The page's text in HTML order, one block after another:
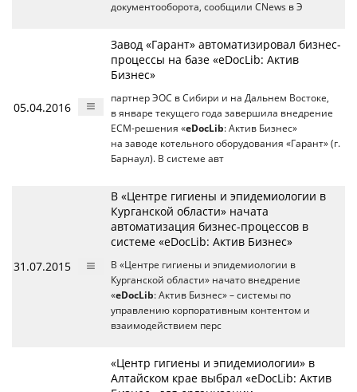
документооборота, сообщили CNews в Э
05.04.2016
Завод «Гарант» автоматизировал бизнес-
процессы на базе «eDocLib: Актив
Бизнес»
партнер ЭОС в Сибири и на Дальнем Востоке,
в январе текущего года завершила внедрение
ECM-решения «eDocLib: Актив Бизнес»
на заводе котельного оборудования «Гарант» (г.
Барнаул). В системе авт
31.07.2015
В «Центре гигиены и эпидемиологии в
Курганской области» начата
автоматизация бизнес-процессов в
системе «eDocLib: Актив Бизнес»
В «Центре гигиены и эпидемиологии в
Курганской области» начато внедрение
«eDocLib: Актив Бизнес» – системы по
управлению корпоративным контентом и
взаимодействием перс
«Центр гигиены и эпидемиологии» в
Алтайском крае выбрал «eDocLib: Актив